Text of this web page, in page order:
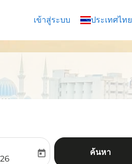
เข้าสู่ระบบ ประเทศไทย
keyboard_arrow_down
return-date-aria-label
today ค้นหา